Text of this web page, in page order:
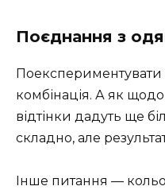
Поєднання з
Поекспериментувати
комбінація. А як щодо
відтінки дадуть ще
складно, але
Інше питання —